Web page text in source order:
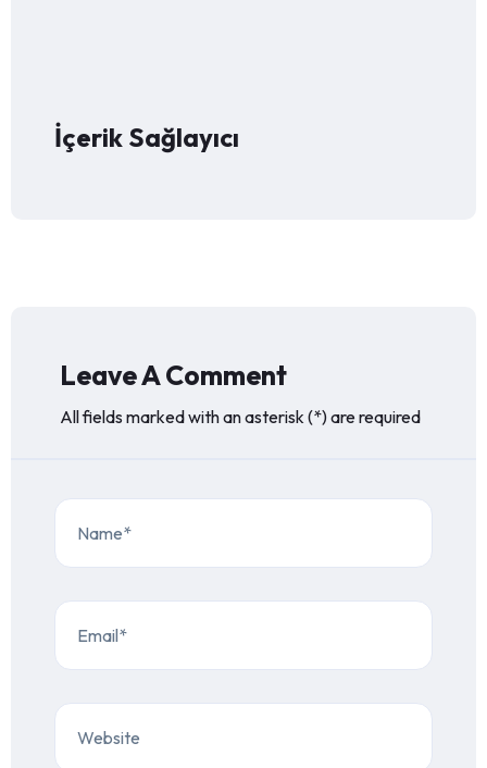
İçerik Sağlayıcı
Leave A Comment
All fields marked with an asterisk (*) are required